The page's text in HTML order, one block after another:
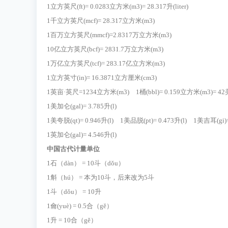
1立方英尺(ft)= 0.0283立方米(m3)= 28.317升(liter)
1千立方英尺(mcf)= 28.317立方米(m3)
1百万立方英尺(mmcf)=2.8317万立方米(m3)
10亿立方英尺(bcf)= 2831.7万立方米(m3)
1万亿立方英尺(tcf)= 283.17亿立方米(m3)
1立方英寸(in)= 16.3871立方厘米(cm3)
1英亩·英尺=1234立方米(m3) 1桶(bbl)= 0.159立方米(m3)= 42
1美加仑(gal)= 3.785升(l)
1美夸脱(qt)= 0.946升(l) 1美品脱(pt)= 0.473升(l) 1美吉耳
1英加仑(gal)= 4.546升(l)
中国古代计量单位
1石（dàn） = 10斗（dǒu）
1斛（hú） = 本为10斗，后来改为5斗
1斗（dǒu） = 10升
1龠(yuè) = 0.5合（gě）
1升 = 10合（gě）